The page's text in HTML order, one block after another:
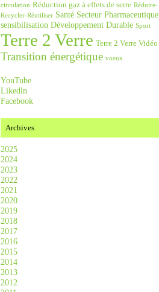
circulation Réduction gaz à effets de serre Réduire-
Recycler-Réutiliser Santé Secteur Pharmaceutique
sensibilisation Développement Durable Sport
Terre 2 Verre Terre 2 Verre Vidéo
Transition énergétique voeux
YouTube
Likedln
Facebook
Archives
2025
2024
2023
2022
2021
2020
2019
2018
2017
2016
2015
2014
2013
2012